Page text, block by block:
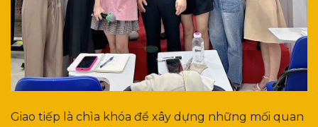
Giao tiếp là chìa khóa để xây dựng những mối quan